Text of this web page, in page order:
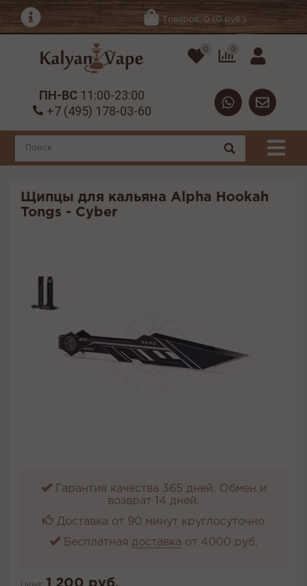
Товаров: 0 (0 руб.)
0 0
ПН-ВС 11:00-23:00
+7 (495) 178-03-60
Щипцы для кальяна Alpha Hookah
Tongs - Cyber
Гарантия качества 365 дней. Обмен и
возврат 14 дней.
Доставка от 90 минут круглосуточно
Бесплатная доставка от 4000 руб.
1 200 руб.